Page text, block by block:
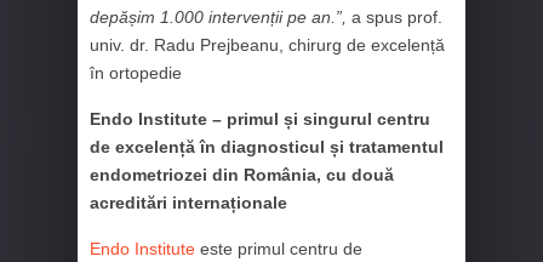
depășim 1.000 intervenții pe an.”, a spus prof.
univ. dr. Radu Prejbeanu, chirurg de excelență
în ortopedie
Endo Institute – primul și singurul centru
de excelență în diagnosticul și tratamentul
endometriozei din România, cu două
acreditări internaționale
Endo Institute este primul centru de